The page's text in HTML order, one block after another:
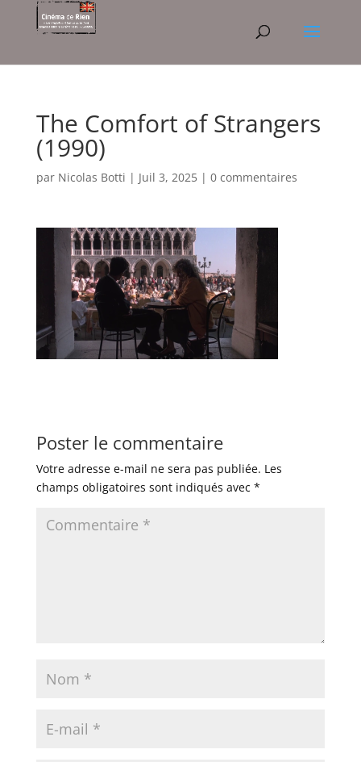
The Comfort of Strangers
(1990)
par Nicolas Botti | Juil 3, 2025| 0 commentaires
Poster le commentaire
Votre adresse e-mail ne sera pas publiée. Les
champs obligatoires sont indiqués avec *